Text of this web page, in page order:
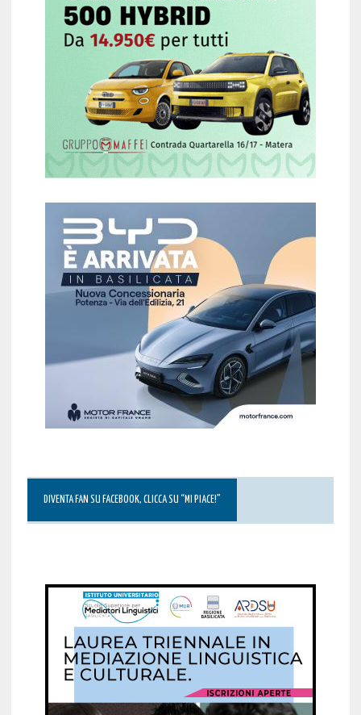
DIVENTA FAN SU FACEBOOK, CLICCA SU “MI PIACE!”